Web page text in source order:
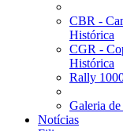
CBR -
Histórica
CGR -
Histórica
Rally
Galeria
Notícias